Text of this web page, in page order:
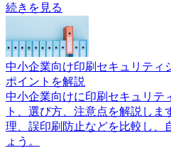
続きを見る
中小企業向け印刷セキュリティ
ポイントを解説
中小企業向けに印刷セキュリテ
ト、選び方、注意点を解説し
理、誤印刷防止などを比較し、
ょう。